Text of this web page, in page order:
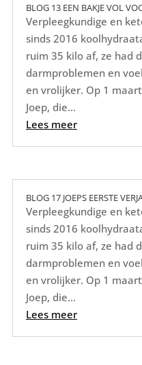
BLOG 13 EEN BAKJE VOL
Verpleegkundige en
sinds 2016
ruim 35 kilo af, ze had
darmproblemen en
en vrolijker. Op 1
Joep, die...
Lees meer
BLOG 17 JOEPS EERSTE
Verpleegkundige en
sinds 2016
ruim 35 kilo af, ze had
darmproblemen en
en vrolijker. Op 1
Joep, die...
Lees meer